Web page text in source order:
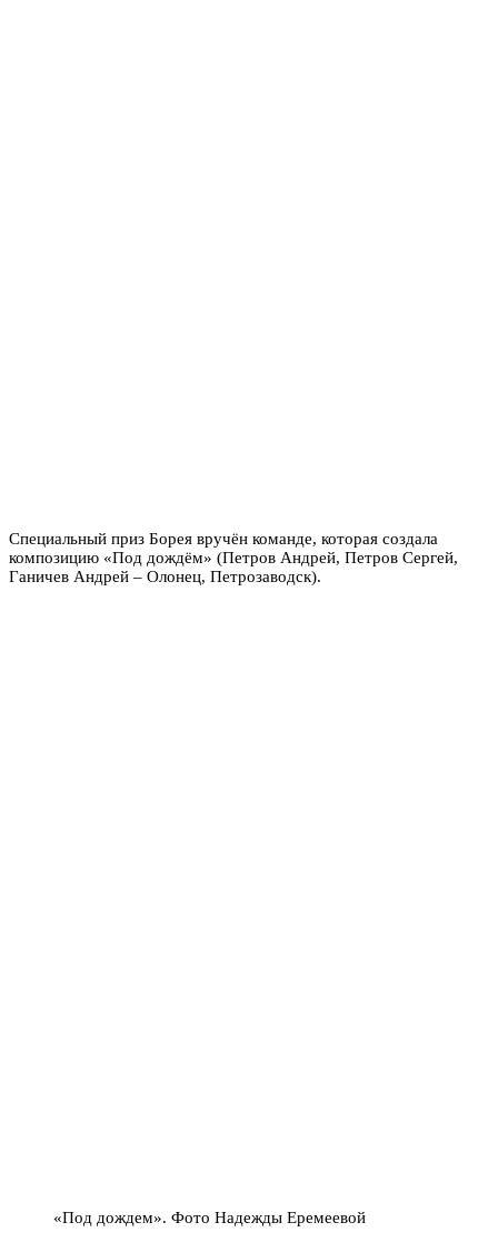
Специальный приз Борея вручён команде, которая создала
композицию «Под дождём» (Петров Андрей, Петров Сергей,
Ганичев Андрей – Олонец, Петрозаводск).
«Под дождем». Фото Надежды Еремеевой